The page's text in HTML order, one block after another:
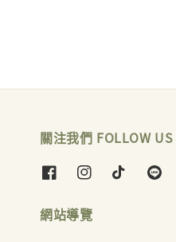
關注我們 FOLLOW US
網站導覽